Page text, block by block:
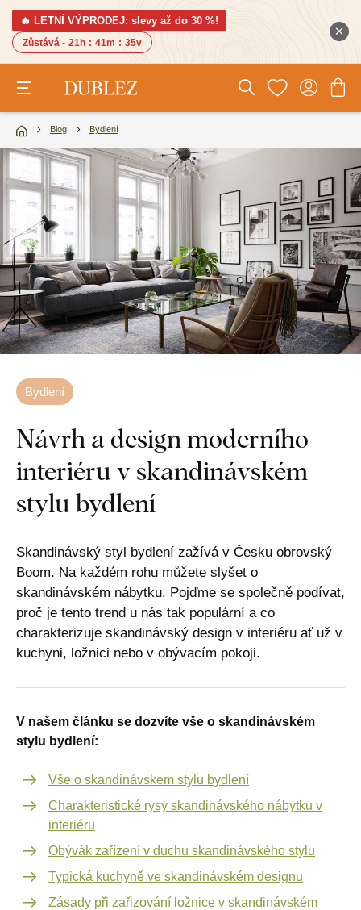
🔥 LETNÍ VÝPRODEJ: slevy až do 30 %!
Zůstává - 21h : 41m : 33v
Blog Bydlení
Bydlení
Návrh a design moderního
interiéru v skandinávském
stylu bydlení
Skandinávský styl bydlení zažívá v Česku obrovský
Boom. Na každém rohu můžete slyšet o
skandinávském nábytku. Pojďme se společně podívat,
proč je tento trend u nás tak populární a co
charakterizuje skandinávský design v interiéru ať už v
kuchyni, ložnici nebo v obývacím pokoji.
V našem článku se dozvíte vše o skandinávském
stylu bydlení:
Vše o skandinávskem stylu bydlení
Charakteristické rysy skandinávského nábytku v
interiéru
Obývák zařízení v duchu skandinávského stylu
Typická kuchyně ve skandinávském designu
Zásady při zařizování ložnice v skandinávském